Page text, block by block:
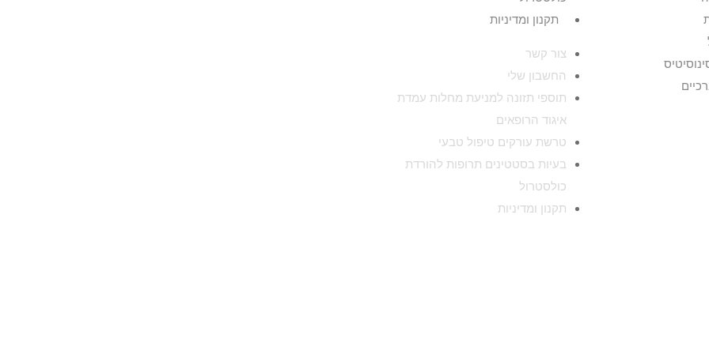
תקנון ומדיניות
צור קשר
החשבון שלי
תוספי תזונה למניעת מחלות עמדת
איגוד הרופאים
טרשת עורקים טיפול טבעי
בעיות בסטטינים תרופות להורדת
כולסטרול
תקנון ומדיניות